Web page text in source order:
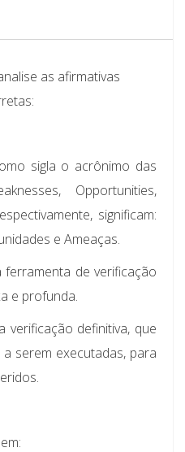
as afirmativas
sigla o acrônimo das
Opportunities,
significam:
e Ameaças.
ferramenta de verificação
e profunda.
verificação definitiva, que
serem executadas, para